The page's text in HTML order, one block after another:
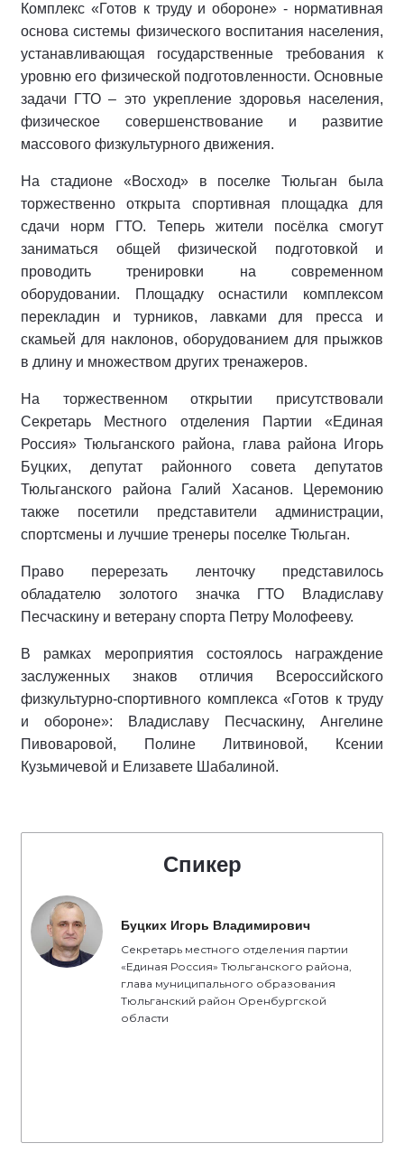
Комплекс «Готов к труду и обороне» - нормативная
основа системы физического воспитания населения,
устанавливающая государственные требования к
уровню его физической подготовленности. Основные
задачи ГТО – это укрепление здоровья населения,
физическое совершенствование и развитие
массового физкультурного движения.
На стадионе «Восход» в поселке Тюльган была
торжественно открыта спортивная площадка для
сдачи норм ГТО. Теперь жители посёлка смогут
заниматься общей физической подготовкой и
проводить тренировки на современном
оборудовании. Площадку оснастили комплексом
перекладин и турников, лавками для пресса и
скамьей для наклонов, оборудованием для прыжков
в длину и множеством других тренажеров.
На торжественном открытии присутствовали
Секретарь Местного отделения Партии «Единая
Россия» Тюльганского района, глава района Игорь
Буцких, депутат районного совета депутатов
Тюльганского района Галий Хасанов. Церемонию
также посетили представители администрации,
спортсмены и лучшие тренеры поселке Тюльган.
Право перерезать ленточку представилось
обладателю золотого значка ГТО Владиславу
Песчаскину и ветерану спорта Петру Молофееву.
В рамках мероприятия состоялось награждение
заслуженных знаков отличия Всероссийского
физкультурно-спортивного комплекса «Готов к труду
и обороне»: Владиславу Песчаскину, Ангелине
Пивоваровой, Полине Литвиновой, Ксении
Кузьмичевой и Елизавете Шабалиной.
Спикер
Буцких Игорь Владимирович
Секретарь местного отделения партии
«Единая Россия» Тюльганского района,
глава муниципального образования
Тюльганский район Оренбургской
области